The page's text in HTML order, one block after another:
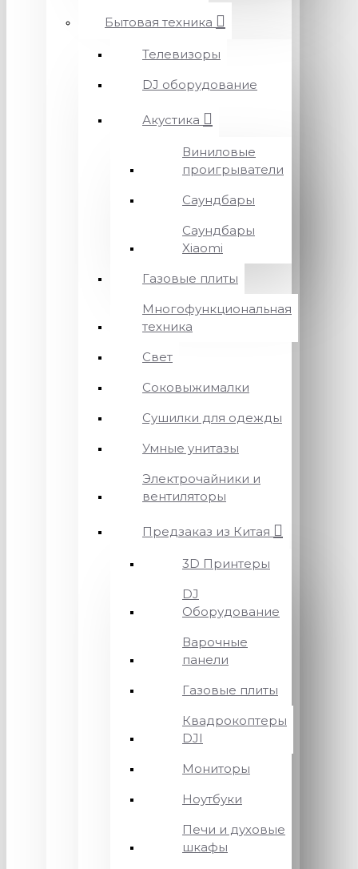
Бытовая техника
Телевизоры
DJ оборудование
Акустика
Виниловые
проигрыватели
Саундбары
Саундбары
Xiaomi
Газовые плиты
Многофункциональная
техника
Свет
Соковыжималки
Сушилки для одежды
Умные унитазы
Электрочайники и
вентиляторы
Предзаказ из Китая
3D Принтеры
DJ
Оборудование
Варочные
панели
Газовые плиты
Квадрокоптеры
DJI
Мониторы
Ноутбуки
Печи и духовые
шкафы